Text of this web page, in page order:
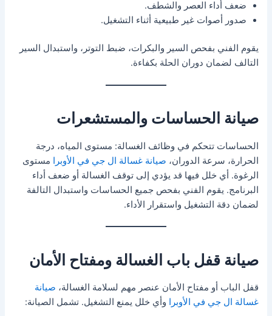
ضعف أداء العصر والشطف.
صدور أصوات غير طبيعية أثناء التشغيل.
يقوم الفني بفحص السير والبكرات، ضبط التوتر، واستبدال السير
التالف لضمان دوران الحلة بكفاءة.
صيانة الحساسات والمستشعرات
الحساسات تتحكم في وظائف الغسالة: مستوى المياه، درجة
الحرارة، سرعة الدوران، صيانة غسالة ال جي في الأوبرا مستوى
الرغوة. أي خلل فيها قد يؤدي إلى توقف الغسالة أو ضعف أداء
البرنامج. يقوم الفني بفحص جميع الحساسات واستبدال التالفة
لضمان دقة التشغيل واستقرار الأداء.
صيانة قفل باب الغسالة ومفتاح الأمان
قفل الباب أو مفتاح الأمان عنصر مهم لسلامة الغسالة، صيانة
غسالة ال جي في الأوبرا وأي خلل يمنع التشغيل. تشمل الصيانة: